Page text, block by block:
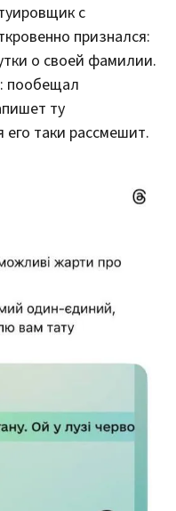
с
признался:
о своей фамилии.
пообещал
ту
таки рассмешит.